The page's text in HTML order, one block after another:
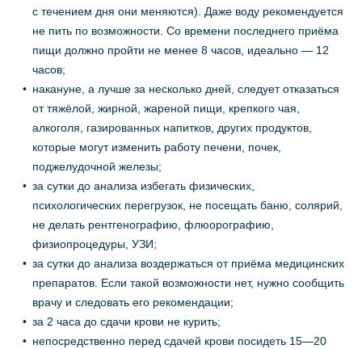
с течением дня они меняются). Даже воду рекомендуется
не пить по возможности. Со времени последнего приёма
пищи должно пройти не менее 8 часов, идеально — 12
часов;
накануне, а лучше за несколько дней, следует отказаться
от тяжёлой, жирной, жареной пищи, крепкого чая,
алкоголя, газированных напитков, других продуктов,
которые могут изменить работу печени, почек,
поджелудочной железы;
за сутки до анализа избегать физических,
психологических перегрузок, не посещать баню, солярий,
не делать рентгенографию, флюорографию,
физиопроцедуры, УЗИ;
за сутки до анализа воздержаться от приёма медицинских
препаратов. Если такой возможности нет, нужно сообщить
врачу и следовать его рекомендации;
за 2 часа до сдачи крови не курить;
непосредственно перед сдачей крови посидеть 15—20